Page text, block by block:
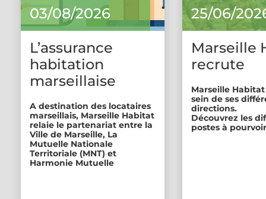
03/08/2026
L’assurance
habitation
marseillaise
A destination des locataires
marseillais, Marseille Habitat
relaie le partenariat entre la
Ville de Marseille, La
Mutuelle Nationale
Territoriale (MNT) et
Harmonie Mutuelle
25/06/
Marseille
recrute
Marseille
sein de ses
directions.
Découvrez les
postes à